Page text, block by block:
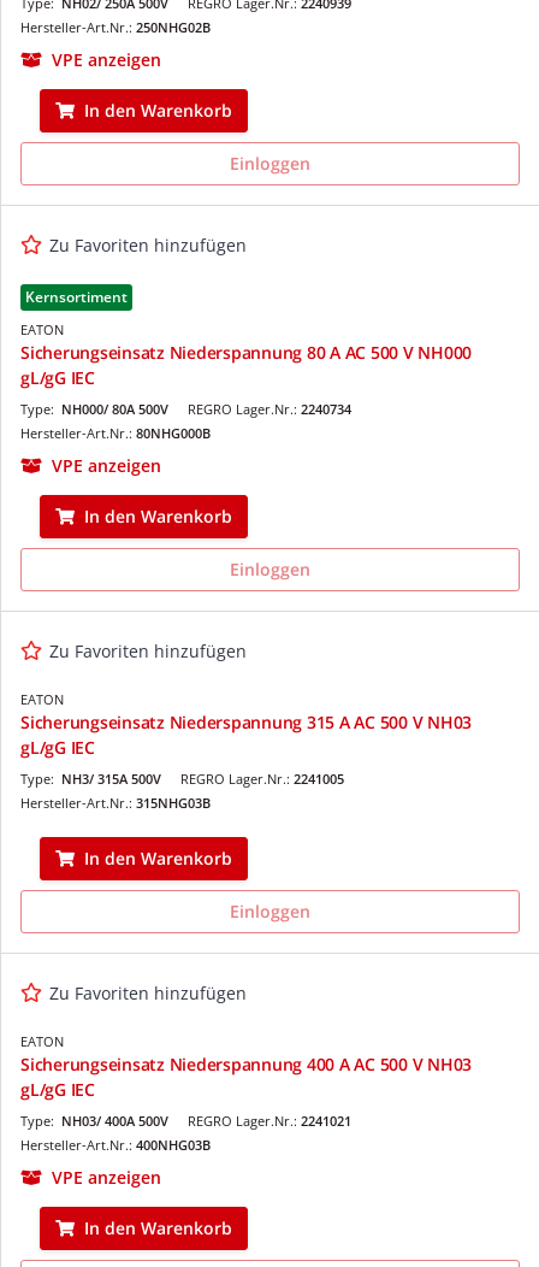
Hersteller-Art.Nr.: 250NHG02B
VPE anzeigen
In den Warenkorb
Einloggen
Zu Favoriten hinzufügen
Kernsortiment
EATON
Sicherungseinsatz Niederspannung 80 A AC 500 V NH000
gL/gG IEC
REGRO Lager.Nr.: 2240734
Type: NH000/ 80A 500V
Hersteller-Art.Nr.: 80NHG000B
VPE anzeigen
In den Warenkorb
Einloggen
Zu Favoriten hinzufügen
EATON
Sicherungseinsatz Niederspannung 315 A AC 500 V NH03
gL/gG IEC
REGRO Lager.Nr.: 2241005
Type: NH3/ 315A 500V
Hersteller-Art.Nr.: 315NHG03B
In den Warenkorb
Einloggen
Zu Favoriten hinzufügen
EATON
Sicherungseinsatz Niederspannung 400 A AC 500 V NH03
gL/gG IEC
REGRO Lager.Nr.: 2241021
Type: NH03/ 400A 500V
Hersteller-Art.Nr.: 400NHG03B
VPE anzeigen
In den Warenkorb